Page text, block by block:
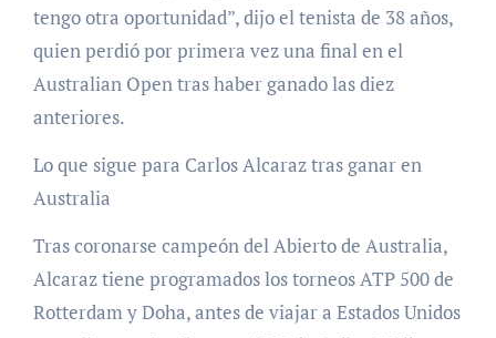
tengo otra oportunidad”, dijo el tenista de 38 años,
quien perdió por primera vez una final en el
Australian Open tras haber ganado las diez
anteriores.
Lo que sigue para Carlos Alcaraz tras ganar en
Australia
Tras coronarse campeón del Abierto de Australia,
Alcaraz tiene programados los torneos ATP 500 de
Rotterdam y Doha, antes de viajar a Estados Unidos